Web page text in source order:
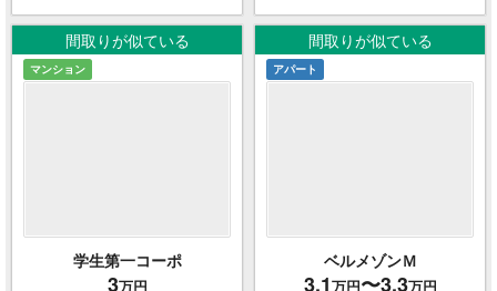
間取りが似ている
マンション
学生第一コーポ
3万円
間取りが似ている
アパート
ベルメゾンＭ
3.1万円〜3.3万円